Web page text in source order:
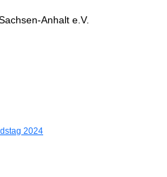
Anhalt e.V.
2024